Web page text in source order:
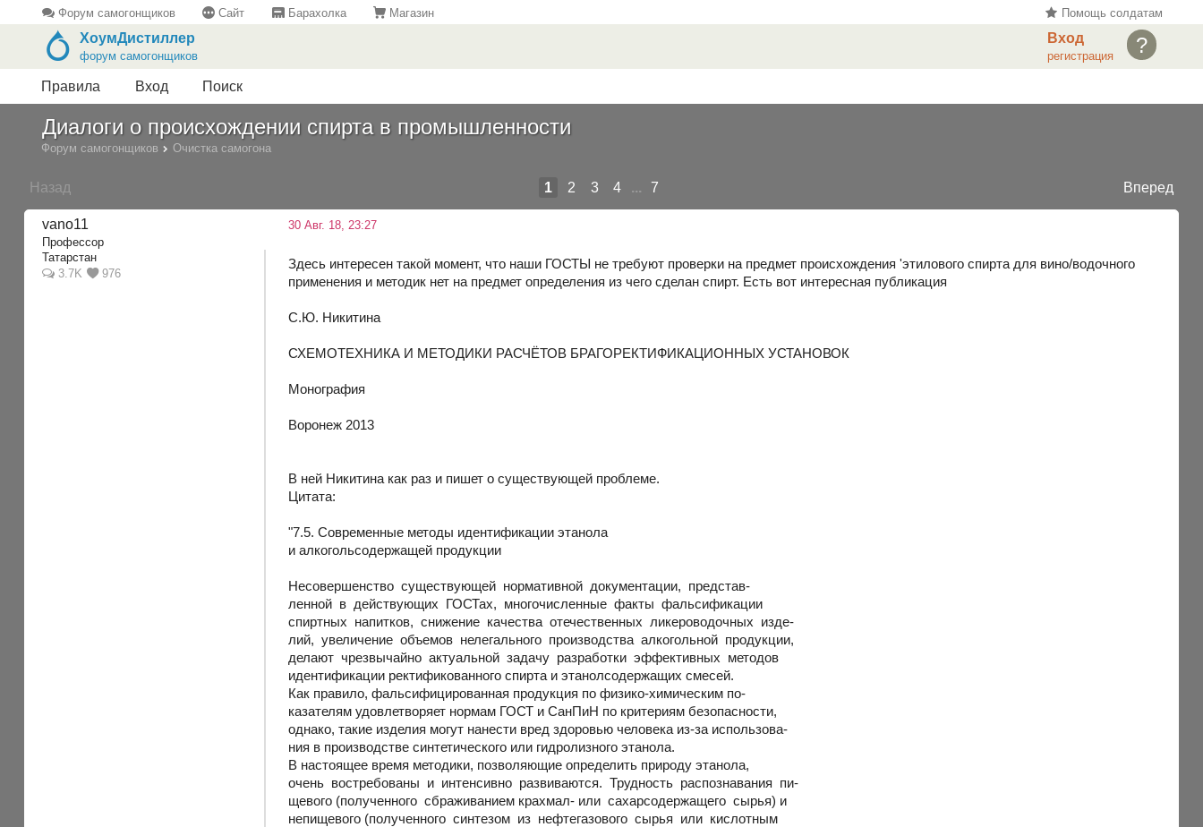
Форум самогонщиков Сайт Барахолка Магазин Помощь солдатам
?
Вход
регистрация
ХоумДистиллер
форум самогонщиков
Правила Вход Поиск
Диалоги о происхождении спирта в промышленности
Форум самогонщиков Очистка самогона
Назад Вперед
1 2 3 4 ... 7
vano11
Профессор
Татарстан
3.7K
976
30 Авг. 18, 23:27
Здесь интересен такой момент, что наши ГОСТЫ не требуют проверки на предмет происхождения 'этилового спирта для вино/водочного
применения и методик нет на предмет определения из чего сделан спирт. Есть вот интересная публикация
С.Ю. Никитина
СХЕМОТЕХНИКА И МЕТОДИКИ РАСЧЁТОВ БРАГОРЕКТИФИКАЦИОННЫХ УСТАНОВОК
Монография
Воронеж 2013
В ней Никитина как раз и пишет о существующей проблеме.
Цитата:
"7.5. Современные методы идентификации этанола
и алкогольсодержащей продукции
Несовершенство существующей нормативной документации, представ-
ленной в действующих ГОСТах, многочисленные факты фальсификации
спиртных напитков, снижение качества отечественных ликероводочных изде-
лий, увеличение объемов нелегального производства алкогольной продукции,
делают чрезвычайно актуальной задачу разработки эффективных методов
идентификации ректификованного спирта и этанолсодержащих смесей.
Как правило, фальсифицированная продукция по физико-химическим по-
казателям удовлетворяет нормам ГОСТ и СанПиН по критериям безопасности,
однако, такие изделия могут нанести вред здоровью человека из-за использова-
ния в производстве синтетического или гидролизного этанола.
В настоящее время методики, позволяющие определить природу этанола,
очень востребованы и интенсивно развиваются. Трудность распознавания пи-
щевого (полученного сбраживанием крахмал- или сахарсодержащего сырья) и
непищевого (полученного синтезом из нефтегазового сырья или кислотным